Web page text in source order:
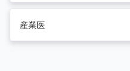
産業医